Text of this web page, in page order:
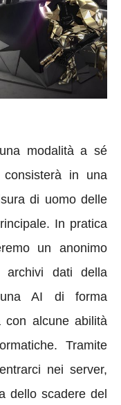
modalità a sé
in una
di uomo delle
In pratica
un anonimo
archivi dati della
una AI di forma
con alcune abilità
Tramite
nei server,
dello scadere del